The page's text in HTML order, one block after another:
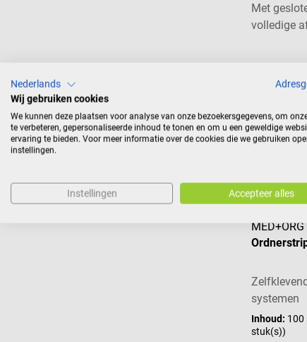
Met
volledige
€
Prijzen incl.
MED+ORG
systemen
Inhoud: 100
stuk(s))
Nederlands
Wij gebruiken cookies
We kunnen deze plaatsen voor analyse van onze bezoekersgegevens, om
te verbeteren, gepersonaliseerde inhoud te tonen en om u een geweldige
ervaring te bieden. Voor meer informatie over de cookies die we gebruiken
instellingen.
Instellingen Accepteer alles